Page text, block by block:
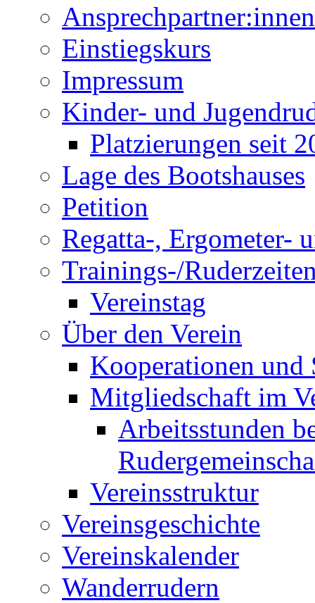
Ansprechpartner:innen
Einstiegskurs
Impressum
Kinder- und
Platzierungen seit
Lage des Bootshauses
Petition
Regatta-, Ergometer-
Trainings-/
Vereinstag
Über den Verein
Kooperationen und
Mitgliedschaft im
Arbeitsstunden
Vereinsstruktur
Vereinsgeschichte
Vereinskalender
Wanderrudern